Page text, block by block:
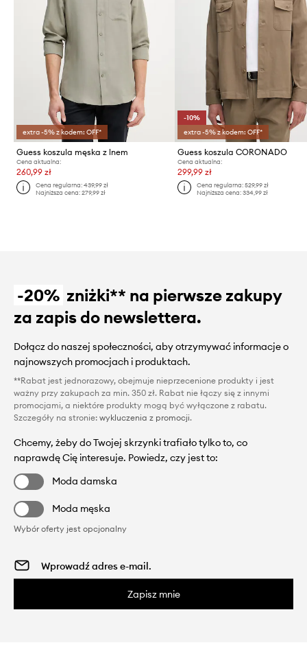
extra -5% z kodem: OFF*
Guess koszula męska z lnem
Cena aktualna:
260,99 zł
Cena regularna:439,99 zł
Najniższa cena:279,99 zł
-10%
extra -5% z kodem: OFF*
Guess koszula CORONADO
Cena aktualna:
299,99 zł
Cena regularna: 529,99 zł
Najniższa cena: 334,99 zł
-20% zniżki** na pierwsze zakupy
za zapis do newslettera.
Dołącz do naszej społeczności, aby otrzymywać informacje o
najnowszych promocjach i produktach.
**Rabat jest jednorazowy, obejmuje nieprzecenione produkty i jest
ważny przy zakupach za min. 350 zł. Rabat nie łączy się z innymi
promocjami, a niektóre produkty mogą być wyłączone z rabatu.
Szczegóły na stronie: wykluczenia z promocji.
Chcemy, żeby do Twojej skrzynki trafiało tylko to, co
naprawdę Cię interesuje. Powiedz, czy jest to:
Moda damska
Moda męska
Wybór oferty jest opcjonalny
Zapisz mnie